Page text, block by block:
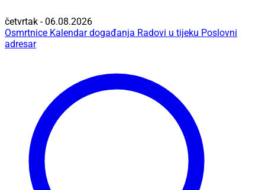
četvrtak - 06.08.2026
Osmrtnice Kalendar događanja Radovi u tijeku Poslovni
adresar